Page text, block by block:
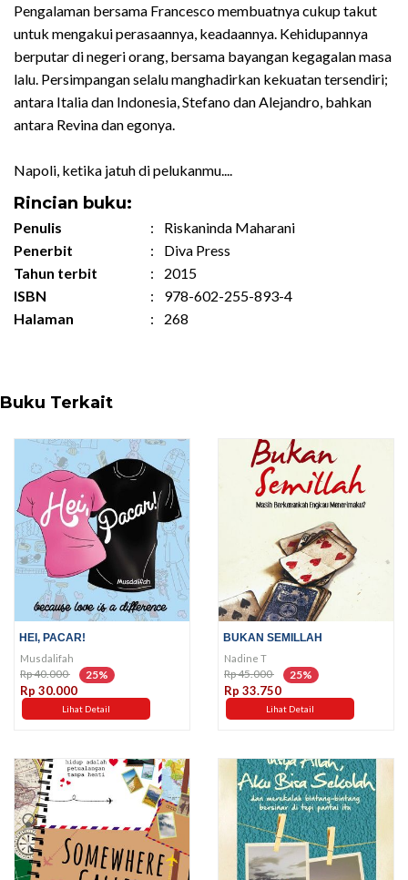
Pengalaman bersama Francesco membuatnya cukup takut
untuk mengakui perasaannya, keadaannya. Kehidupannya
berputar di negeri orang, bersama bayangan kegagalan masa
lalu. Persimpangan selalu manghadirkan kekuatan tersendiri;
antara Italia dan Indonesia, Stefano dan Alejandro, bahkan
antara Revina dan egonya.
Napoli, ketika jatuh di pelukanmu....
Rincian buku:
Penulis :
Riskaninda Maharani
Penerbit
:
Diva Press
Tahun terbit
:
2015
ISBN
:
978-602-255-893-4
Halaman
: 268
Buku Terkait
HEI, PACAR!
Musdalifah
Rp 40.000 25%
Rp 30.000
Lihat Detail
BUKAN SEMILLAH
Nadine T
Rp 45.000 25%
Rp 33.750
Lihat Detail